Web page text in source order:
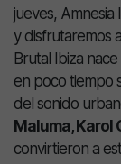
jueves,
y disfrutaremos
Brutal Ibiza
en poco tiempo
del sonido
Maluma, Karol
convirtieron a